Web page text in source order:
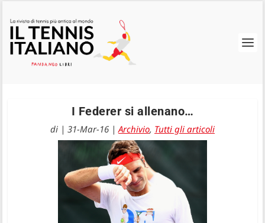
I Federer si allenano…
di | 31-Mar-16 |Archivio, Tutti gli articoli